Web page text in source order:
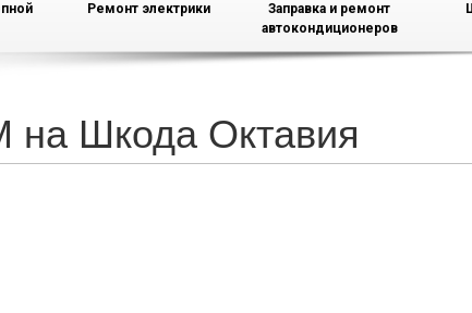
Ремонт электрики
Заправка и ремонт
автокондиционеров
Шкода Октавия